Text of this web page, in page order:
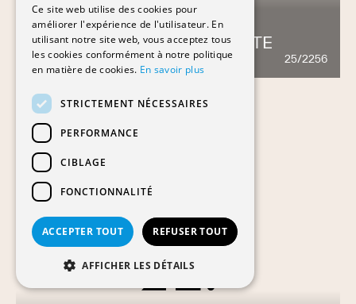
ADOLPHE MERKLE INSTITUTE
1115 25/2256
Ce site web utilise des cookies pour
améliorer l'expérience de l'utilisateur. En
utilisant notre site web, vous acceptez tous
les cookies conformément à notre politique
en matière de cookies. En savoir plus
STRICTEMENT NÉCESSAIRES
PERFORMANCE
CIBLAGE
FONCTIONNALITÉ
ACCEPTER TOUT REFUSER TOUT
AFFICHER LES DÉTAILS